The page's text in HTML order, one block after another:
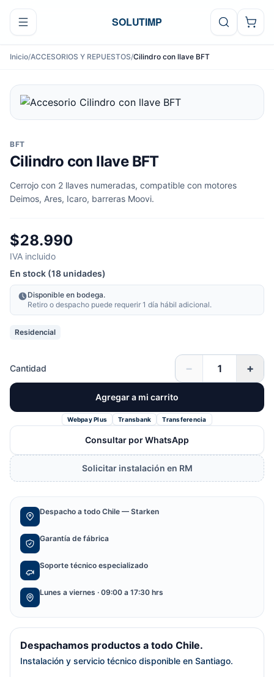
Ir al contenido
SOLUTIMP
Inicio/ACCESORIOS Y REPUESTOS/Cilindro con llave BFT
BFT
Cilindro con llave BFT
Cerrojo con 2 llaves numeradas, compatible con motores
Deimos, Ares, Icaro, barreras Moovi.
$28.990
IVA incluido
En stock (18 unidades)
Disponible en bodega.
Retiro o despacho puede requerir 1 día hábil adicional.
Residencial
Cantidad − +
Agregar a mi carrito
Webpay Plus Transbank Transferencia
Consultar por WhatsApp
Solicitar instalación en RM
Despacho a todo Chile — Starken
Garantía de fábrica
Soporte técnico especializado
Lunes a viernes · 09:00 a 17:30 hrs
Despachamos productos a todo Chile.
Instalación y servicio técnico disponible en Santiago.